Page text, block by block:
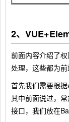
2、
前面内容介绍了
处理，这些都为
首先我们需要根据
其中前面说过，
接口，我们放在